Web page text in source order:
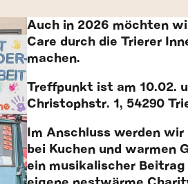
Auch in 2026 möchten
Care durch die Trierer
machen.
Treffpunkt ist am 10.02.
Christophstr. 1, 54290
Im Anschluss werden
bei Kuchen und warmen
ein musikalischer Beitrag